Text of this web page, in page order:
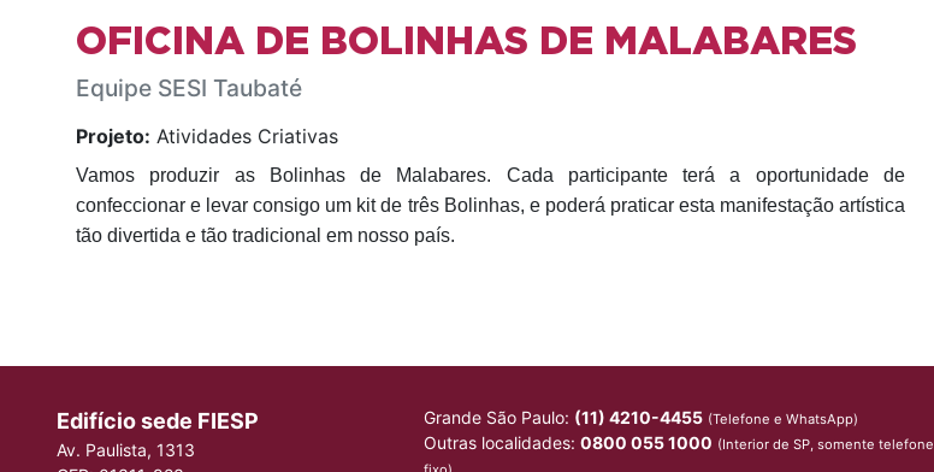
OFICINA DE BOLINHAS DE MALABARES
Equipe SESI Taubaté
Projeto: Atividades Criativas
Vamos produzir as Bolinhas de Malabares. Cada participante terá a oportunidade de
confeccionar e levar consigo um kit de três Bolinhas, e poderá praticar esta manifestação artística
tão divertida e tão tradicional em nosso país.
Edifício sede FIESP
Av. Paulista, 1313
Grande São Paulo: (11) 4210-4455 (Telefone e WhatsApp)
Outras localidades: 0800 055 1000 (Interior de SP, somente telefone